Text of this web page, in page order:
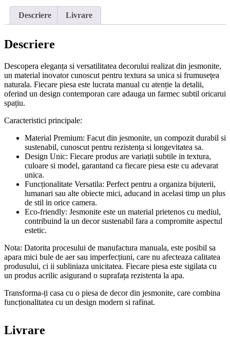
Descriere Livrare
Descriere
Descopera eleganța si versatilitatea decorului realizat din jesmonite,
un material inovator cunoscut pentru textura sa unica si frumusețea
naturala. Fiecare piesa este lucrata manual cu atenție la detalii,
oferind un design contemporan care adauga un farmec subtil oricarui
spațiu.
Caracteristici principale:
Material Premium: Facut din jesmonite, un compozit durabil si
sustenabil, cunoscut pentru rezistența si longevitatea sa.
Design Unic: Fiecare produs are variații subtile in textura,
culoare si model, garantand ca fiecare piesa este cu adevarat
unica.
Funcționalitate Versatila: Perfect pentru a organiza bijuterii,
lumanari sau alte obiecte mici, aducand in acelasi timp un plus
de stil in orice camera.
Eco-friendly: Jesmonite este un material prietenos cu mediul,
contribuind la un decor sustenabil fara a compromite aspectul
estetic.
Nota: Datorita procesului de manufactura manuala, este posibil sa
apara mici bule de aer sau imperfecțiuni, care nu afecteaza calitatea
produsului, ci ii subliniaza unicitatea. Fiecare piesa este sigilata cu
un produs acrilic asigurand o suprafața rezistenta la apa.
Transforma-ți casa cu o piesa de decor din jesmonite, care combina
funcționalitatea cu un design modern si rafinat.
Livrare